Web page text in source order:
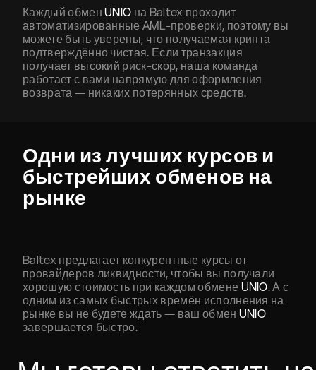
Каждый обменUNIO на Baltex проходит
автоматизированные AML-проверки, поэтому вы
можете быть уверены, что получаемая крипта
подтверждённо чистая. Если транзакция
получает высокий риск-скор, наша команда
работает с вами напрямую для оформления
возврата — никаких потерянных средств.
Одни из лучших курсов и
быстрейших обменов на
рынке
Baltex предлагает конкурентные курсы от
провайдеров ликвидности, чтобы вы получали
хорошую стоимость при каждом обмене UNIO. А с
одним из самых быстрых времён исполнения на
рынке вы не будете ждать — ваш обмен UNIO
завершается быстро.